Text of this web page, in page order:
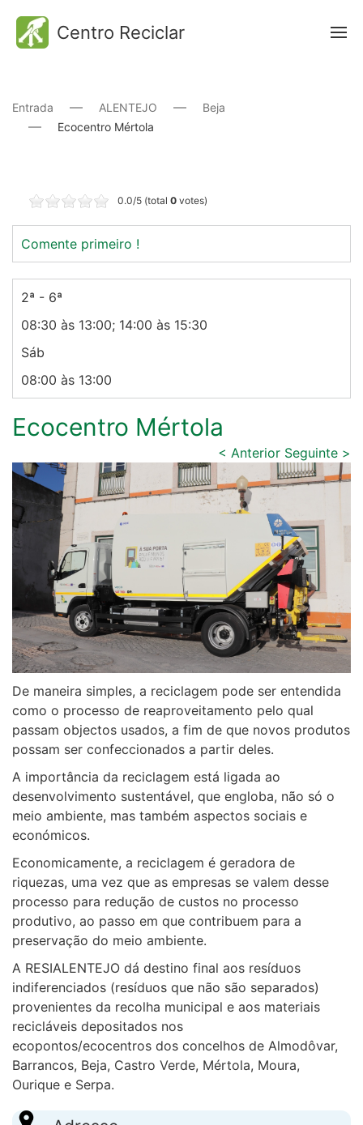
Centro Reciclar
Entrada ALENTEJO
Beja
Ecocentro Mértola
0.0/5 (total 0 votes)
Comente primeiro !
2ª - 6ª
08:30 às 13:00; 14:00 às 15:30
Sáb
08:00 às 13:00
Ecocentro Mértola
< Anterior Seguinte >
De maneira simples, a reciclagem pode ser entendida
como o processo de reaproveitamento pelo qual
passam objectos usados, a fim de que novos produtos
possam ser confeccionados a partir deles.
A importância da reciclagem está ligada ao
desenvolvimento sustentável, que engloba, não só o
meio ambiente, mas também aspectos sociais e
económicos.
Economicamente, a reciclagem é geradora de
riquezas, uma vez que as empresas se valem desse
processo para redução de custos no processo
produtivo, ao passo em que contribuem para a
preservação do meio ambiente.
A RESIALENTEJO dá destino final aos resíduos
indiferenciados (resíduos que não são separados)
provenientes da recolha municipal e aos materiais
recicláveis depositados nos
ecopontos/ecocentros dos concelhos de Almodôvar,
Barrancos, Beja, Castro Verde, Mértola, Moura,
Ourique e Serpa.